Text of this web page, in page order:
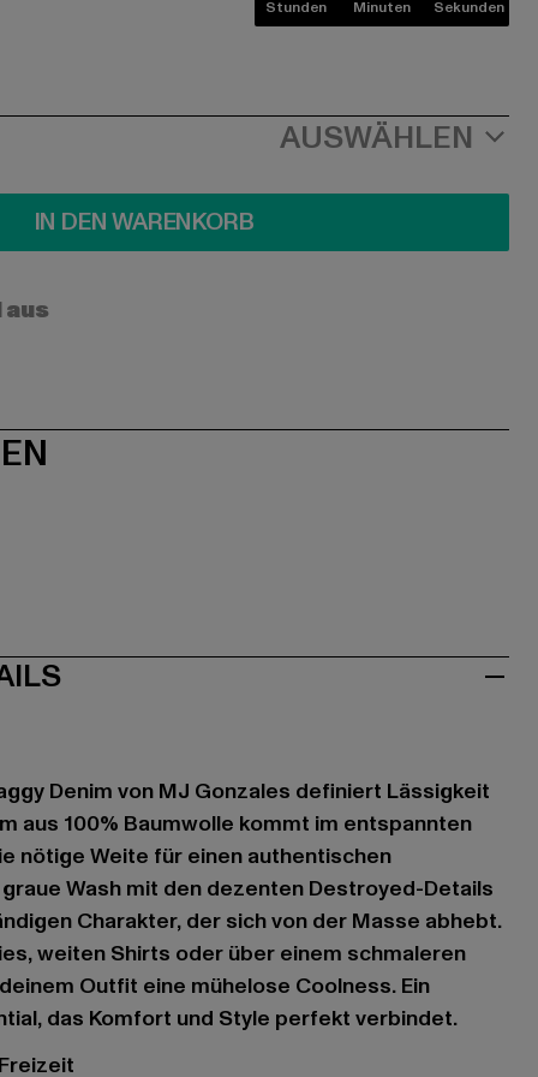
Stunden Minuten Sekunden
AUSWÄHLEN
IN DEN WARENKORB
Denim von MJ Gonzales definiert Lässigkeit
aus 100% Baumwolle kommt im entspannten
nötige Weite für einen authentischen
Wash mit den dezenten Destroyed-Details
Charakter, der sich von der Masse abhebt.
weiten Shirts oder über einem schmaleren
Outfit eine mühelose Coolness. Ein
das Komfort und Style perfekt verbindet.